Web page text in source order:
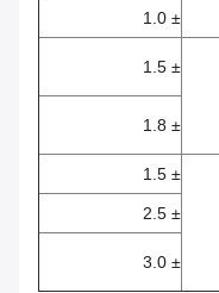
± 1.0
± 1.5
± 1.8
± 1.5
± 2.5
± 3.0